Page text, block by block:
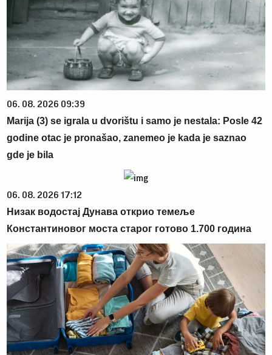
06. 08. 2026 09:39
Marija (3) se igrala u dvorištu i samo je nestala: Posle 42
godine otac je pronašao, zanemeo je kada je saznao
gde je bila
06. 08. 2026 17:12
Низак водостај Дунава открио темеље
Константиновог моста старог готово 1.700 година